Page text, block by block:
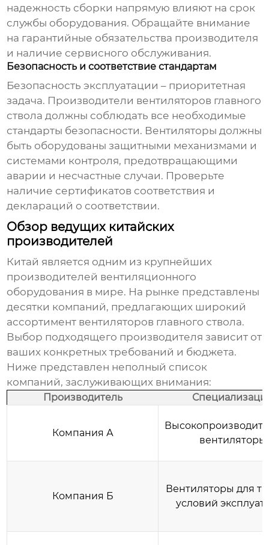
надежность сборки напрямую влияют на срок
службы оборудования. Обращайте внимание
на гарантийные обязательства производителя
и наличие сервисного обслуживания.
Безопасность и соответствие стандартам
Безопасность эксплуатации – приоритетная
задача. Производители вентиляторов главного
ствола должны соблюдать все необходимые
стандарты безопасности. Вентиляторы должны
быть оборудованы защитными механизмами и
системами контроля, предотвращающими
аварии и несчастные случаи. Проверьте
наличие сертификатов соответствия и
деклараций о соответствии.
Обзор ведущих китайских
производителей
Китай является одним из крупнейших
производителей вентиляционного
оборудования в мире. На рынке представлены
десятки компаний, предлагающих широкий
ассортимент вентиляторов главного ствола.
Выбор подходящего производителя зависит от
ваших конкретных требований и бюджета.
Ниже представлен неполный список
компаний, заслуживающих внимания:
Производитель
Компания А
вентиляторы
Компания Б
Вентиляторы для
условий